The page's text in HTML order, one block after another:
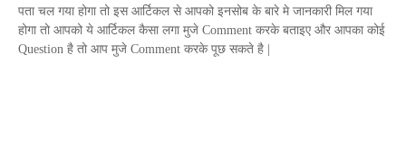
पता चल गया होगा तो इस आर्टिकल से आपको इनसोब के बारे मे जानकारी मिल गया
होगा तो आपको ये आर्टिकल कैसा लगा मुजे Comment करके बताइए और आपका कोई
Question है तो आप मुजे Comment करके पूछ सकते है |